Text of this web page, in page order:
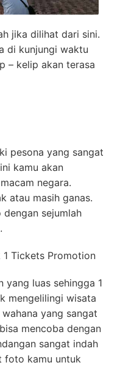
jika dilihat dari sini.
di kunjungi waktu
– kelip akan terasa
pesona yang sangat
kamu akan
negara.
atau masih ganas.
sejumlah
yang luas sehingga 1
mengelilingi wisata
yang sangat
mencoba dengan
sangat indah
foto kamu untuk